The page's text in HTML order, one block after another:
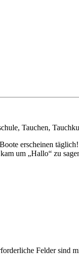
Tauchen,
erscheinen
um „Hallo“ zu
Felder sind